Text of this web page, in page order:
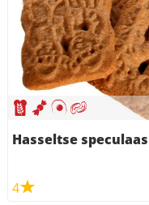
Hasseltse speculaas
4